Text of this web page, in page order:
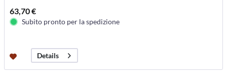
63,70 €
Subito pronto per la spedizione
Details